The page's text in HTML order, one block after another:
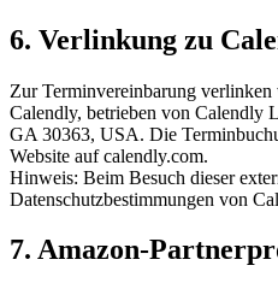
6. Verlinkung zu
Zur Terminvereinbarung
Calendly, betrieben von Calendly
GA 30363, USA. Die
Website auf calendly.com.
Hinweis: Beim Besuch dieser
Datenschutzbestimmungen von
7. Amazon-